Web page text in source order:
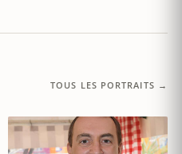
TOUS LES PORTRAITS →